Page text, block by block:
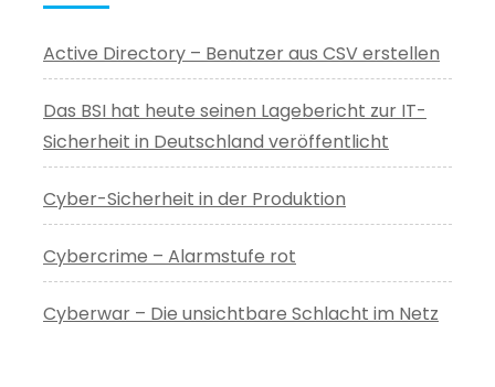
Active Directory – Benutzer aus CSV erstellen
Das BSI hat heute seinen Lagebericht zur IT-
Sicherheit in Deutschland veröffentlicht
Cyber-Sicherheit in der Produktion
Cybercrime – Alarmstufe rot
Cyberwar – Die unsichtbare Schlacht im Netz